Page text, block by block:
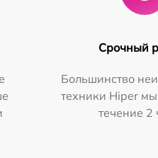
Срочный
Большинство
техники Hiper
течение 2